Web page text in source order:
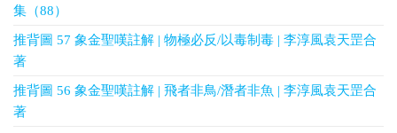
集（88）
推背圖 57 象金聖嘆註解 | 物極必反/以毒制毒 | 李淳風袁天罡合
著
推背圖 56 象金聖嘆註解 | 飛者非鳥/潛者非魚 | 李淳風袁天罡合
著